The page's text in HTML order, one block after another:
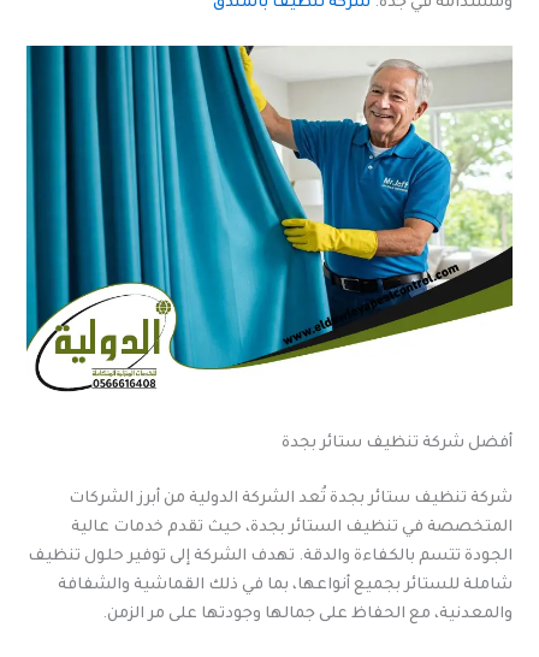
ومستدامة في جدة. شركة تنظيف بالمندق
أفضل شركة تنظيف ستائر بجدة
شركة تنظيف ستائر بجدة تُعد الشركة الدولية من أبرز الشركات
المتخصصة في تنظيف الستائر بجدة، حيث تقدم خدمات عالية
الجودة تتسم بالكفاءة والدقة. تهدف الشركة إلى توفير حلول تنظيف
شاملة للستائر بجميع أنواعها، بما في ذلك القماشية والشفافة
والمعدنية، مع الحفاظ على جمالها وجودتها على مر الزمن.